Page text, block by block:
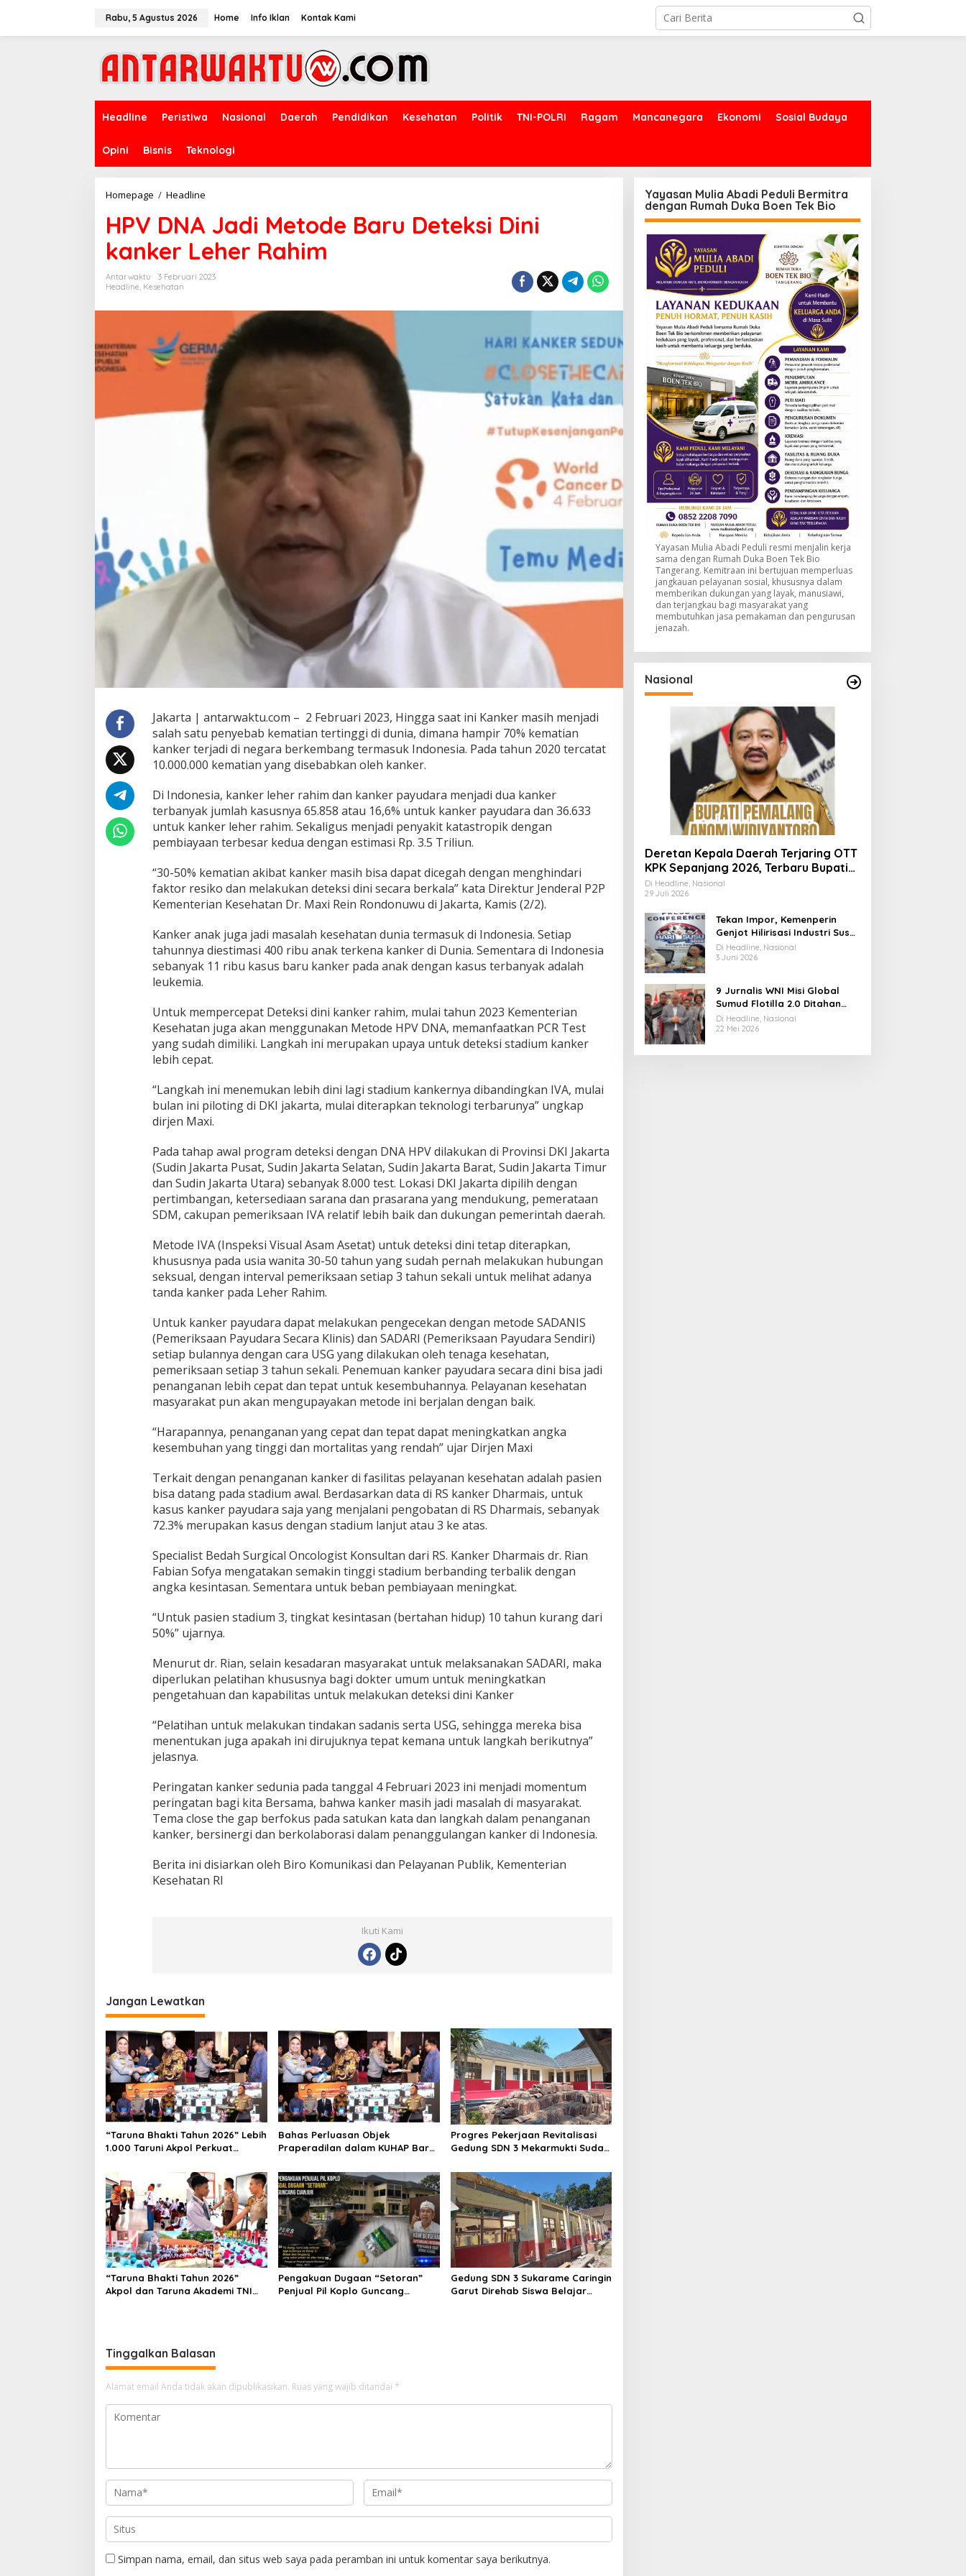
Rabu, 5 Agustus 2026 Home Info Iklan Kontak Kami
Headline Peristiwa Nasional Daerah Pendidikan Kesehatan Politik TNI-POLRI Ragam Mancanegara Ekonomi Sosial Budaya
Opini Bisnis Teknologi
Homepage / Headline
Jadi
Metode
Baru
Deteksi
Dini
Rahim
HPV DNA Jadi Metode Baru Deteksi Dini
kanker Leher Rahim
Antarwaktu
3 Februari 2023
Headline, Kesehatan
Jakarta | antarwaktu.com – 2 Februari 2023, Hingga saat ini Kanker masih menjadi
salah satu penyebab kematian tertinggi di dunia, dimana hampir 70% kematian
kanker terjadi di negara berkembang termasuk Indonesia. Pada tahun 2020 tercatat
10.000.000 kematian yang disebabkan oleh kanker.
Di Indonesia, kanker leher rahim dan kanker payudara menjadi dua kanker
terbanyak jumlah kasusnya 65.858 atau 16,6% untuk kanker payudara dan 36.633
untuk kanker leher rahim. Sekaligus menjadi penyakit katastropik dengan
pembiayaan terbesar kedua dengan estimasi Rp. 3.5 Triliun.
“30-50% kematian akibat kanker masih bisa dapat dicegah dengan menghindari
faktor resiko dan melakukan deteksi dini secara berkala” kata Direktur Jenderal P2P
Kementerian Kesehatan Dr. Maxi Rein Rondonuwu di Jakarta, Kamis (2/2).
Kanker anak juga jadi masalah kesehatan dunia termasuk di Indonesia. Setiap
tahunnya diestimasi 400 ribu anak terkena kanker di Dunia. Sementara di Indonesia
sebanyak 11 ribu kasus baru kanker pada anak dengan kasus terbanyak adalah
leukemia.
Untuk mempercepat Deteksi dini kanker rahim, mulai tahun 2023 Kementerian
Kesehatan juga akan menggunakan Metode HPV DNA, memanfaatkan PCR Test
yang sudah dimiliki. Langkah ini merupakan upaya untuk deteksi stadium kanker
lebih cepat.
“Langkah ini menemukan lebih dini lagi stadium kankernya dibandingkan IVA, mulai
bulan ini piloting di DKI jakarta, mulai diterapkan teknologi terbarunya” ungkap
dirjen Maxi.
Pada tahap awal program deteksi dengan DNA HPV dilakukan di Provinsi DKI Jakarta
(Sudin Jakarta Pusat, Sudin Jakarta Selatan, Sudin Jakarta Barat, Sudin Jakarta Timur
dan Sudin Jakarta Utara) sebanyak 8.000 test. Lokasi DKI Jakarta dipilih dengan
pertimbangan, ketersediaan sarana dan prasarana yang mendukung, pemerataan
SDM, cakupan pemeriksaan IVA relatif lebih baik dan dukungan pemerintah daerah.
Metode IVA (Inspeksi Visual Asam Asetat) untuk deteksi dini tetap diterapkan,
khususnya pada usia wanita 30-50 tahun yang sudah pernah melakukan hubungan
seksual, dengan interval pemeriksaan setiap 3 tahun sekali untuk melihat adanya
tanda kanker pada Leher Rahim.
Untuk kanker payudara dapat melakukan pengecekan dengan metode SADANIS
(Pemeriksaan Payudara Secara Klinis) dan SADARI (Pemeriksaan Payudara Sendiri)
setiap bulannya dengan cara USG yang dilakukan oleh tenaga kesehatan,
pemeriksaan setiap 3 tahun sekali. Penemuan kanker payudara secara dini bisa jadi
penanganan lebih cepat dan tepat untuk kesembuhannya. Pelayanan kesehatan
masyarakat pun akan mengupayakan metode ini berjalan dengan baik.
“Harapannya, penanganan yang cepat dan tepat dapat meningkatkan angka
kesembuhan yang tinggi dan mortalitas yang rendah” ujar Dirjen Maxi
Terkait dengan penanganan kanker di fasilitas pelayanan kesehatan adalah pasien
bisa datang pada stadium awal. Berdasarkan data di RS kanker Dharmais, untuk
kasus kanker payudara saja yang menjalani pengobatan di RS Dharmais, sebanyak
72.3% merupakan kasus dengan stadium lanjut atau 3 ke atas.
Specialist Bedah Surgical Oncologist Konsultan dari RS. Kanker Dharmais dr. Rian
Fabian Sofya mengatakan semakin tinggi stadium berbanding terbalik dengan
angka kesintasan. Sementara untuk beban pembiayaan meningkat.
“Untuk pasien stadium 3, tingkat kesintasan (bertahan hidup) 10 tahun kurang dari
50%” ujarnya.
Menurut dr. Rian, selain kesadaran masyarakat untuk melaksanakan SADARI, maka
diperlukan pelatihan khususnya bagi dokter umum untuk meningkatkan
pengetahuan dan kapabilitas untuk melakukan deteksi dini Kanker
“Pelatihan untuk melakukan tindakan sadanis serta USG, sehingga mereka bisa
menentukan juga apakah ini dirujuknya tepat kemana untuk langkah berikutnya”
jelasnya.
Peringatan kanker sedunia pada tanggal 4 Februari 2023 ini menjadi momentum
peringatan bagi kita Bersama, bahwa kanker masih jadi masalah di masyarakat.
Tema close the gap berfokus pada satukan kata dan langkah dalam penanganan
kanker, bersinergi dan berkolaborasi dalam penanggulangan kanker di Indonesia.
Berita ini disiarkan oleh Biro Komunikasi dan Pelayanan Publik, Kementerian
Kesehatan RI
Ikuti Kami
Jangan Lewatkan
“Taruna Bhakti Tahun 2026” Lebih
1.000 Taruni Akpol Perkuat
Sekolah Rakyat
Bahas Perluasan Objek
Praperadilan dalam KUHAP Baru,
Seminar Hukum
Progres Pekerjaan Revitalisasi
Gedung SDN 3 Mekarmukti Sudah
“Taruna Bhakti Tahun 2026”
Akpol dan Taruna Akademi TNI
Pengakuan Dugaan “Setoran”
Penjual Pil Koplo Guncang
Gedung SDN 3 Sukarame Caringin
Garut Direhab Siswa Belajar
Tinggalkan Balasan
Alamat email Anda tidak akan dipublikasikan. Ruas yang wajib ditandai *
Simpan nama, email, dan situs web saya pada peramban ini untuk komentar saya berikutnya.
Yayasan Mulia Abadi Peduli Bermitra
dengan Rumah Duka Boen Tek Bio
Yayasan Mulia Abadi Peduli resmi menjalin kerja
sama dengan Rumah Duka Boen Tek Bio
Tangerang. Kemitraan ini bertujuan memperluas
jangkauan pelayanan sosial, khususnya dalam
memberikan dukungan yang layak, manusiawi,
dan terjangkau bagi masyarakat yang
membutuhkan jasa pemakaman dan pengurusan
jenazah.
Nasional
Deretan Kepala Daerah Terjaring OTT
KPK Sepanjang 2026, Terbaru Bupati
Pemalang Anom Widiyantoro
Di Headline, Nasional
29 Juli 2026
Tekan Impor, Kemenperin
Genjot Hilirisasi Industri Susu
Lewat Momen Hari Susu
Nusantara 2026
Di Headline, Nasional
3 Juni 2026
9 Jurnalis WNI Misi Global
Sumud Flotilla 2.0 Ditahan
Militer Israel, Kini Dibebaskan
dan Dievakuasi ke Istanbul
Di Headline, Nasional
22 Mei 2026